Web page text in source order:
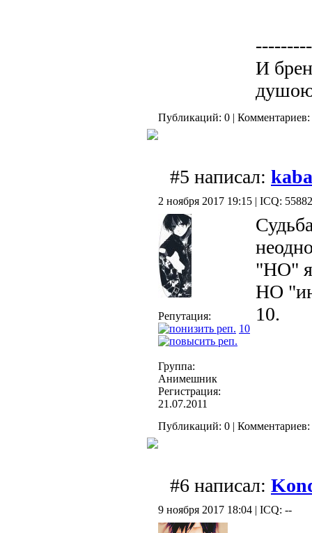
И
Публикаций: 0 | Комментариев:
#5 написал:
2 ноября 2017 19:15 | ICQ:
Репутация:
10
Группа:
Анимешник
Регистрация:
21.07.2011
"НО" я
НО
10.
Публикаций: 0 | Комментариев:
#6 написал:
9 ноября 2017 18:04 | ICQ: --